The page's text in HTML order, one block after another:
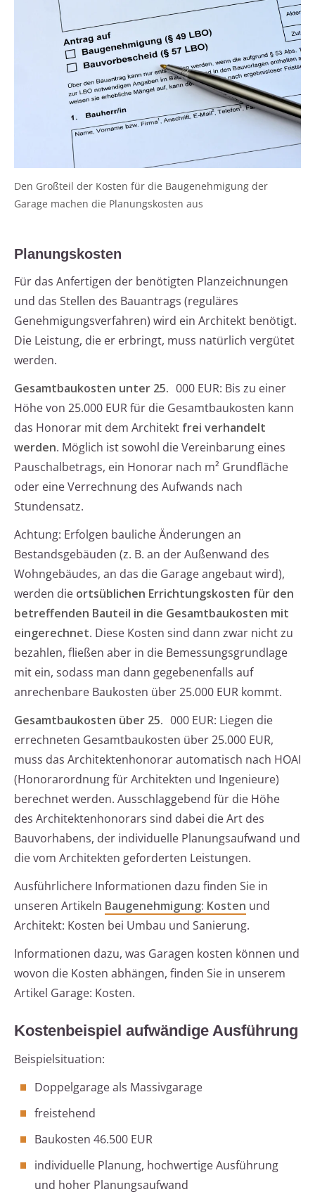
Den Großteil der Kosten für die Baugenehmigung der
Garage machen die Planungskosten aus
Planungskosten
Für das Anfertigen der benötigten Planzeichnungen
und das Stellen des Bauantrags (reguläres
Genehmigungsverfahren) wird ein Architekt benötigt.
Die Leistung, die er erbringt, muss natürlich vergütet
werden.
Gesamtbaukosten unter 25. 000 EUR: Bis zu einer
Höhe von 25.000 EUR für die Gesamtbaukosten kann
das Honorar mit dem Architekt frei verhandelt
werden. Möglich ist sowohl die Vereinbarung eines
Pauschalbetrags, ein Honorar nach m² Grundfläche
oder eine Verrechnung des Aufwands nach
Stundensatz.
Achtung: Erfolgen bauliche Änderungen an
Bestandsgebäuden (z. B. an der Außenwand des
Wohngebäudes, an das die Garage angebaut wird),
werden die ortsüblichen Errichtungskosten für den
betreffenden Bauteil in die Gesamtbaukosten mit
eingerechnet. Diese Kosten sind dann zwar nicht zu
bezahlen, fließen aber in die Bemessungsgrundlage
mit ein, sodass man dann gegebenenfalls auf
anrechenbare Baukosten über 25.000 EUR kommt.
Gesamtbaukosten über 25. 000 EUR: Liegen die
errechneten Gesamtbaukosten über 25.000 EUR,
muss das Architektenhonorar automatisch nach HOAI
(Honorarordnung für Architekten und Ingenieure)
berechnet werden. Ausschlaggebend für die Höhe
des Architektenhonorars sind dabei die Art des
Bauvorhabens, der individuelle Planungsaufwand und
die vom Architekten geforderten Leistungen.
Ausführlichere Informationen dazu finden Sie in
unseren Artikeln Baugenehmigung: Kosten und
Architekt: Kosten bei Umbau und Sanierung.
Informationen dazu, was Garagen kosten können und
wovon die Kosten abhängen, finden Sie in unserem
Artikel Garage: Kosten.
Kostenbeispiel aufwändige Ausführung
Beispielsituation:
Doppelgarage als Massivgarage
freistehend
Baukosten 46.500 EUR
individuelle Planung, hochwertige Ausführung
und hoher Planungsaufwand